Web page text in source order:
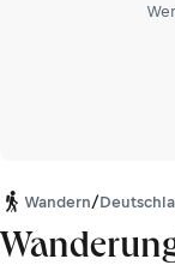
Wandern/